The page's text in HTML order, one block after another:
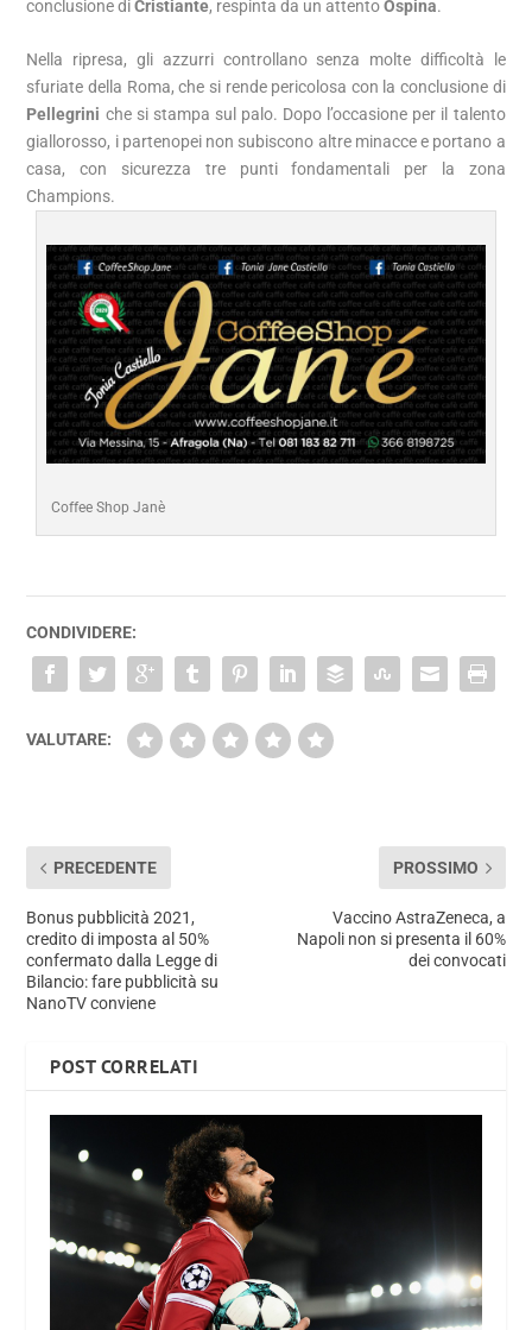
conclusione diCristiante, respinta da un attentoOspina.
Nella ripresa, gli azzurri controllano senza molte difficoltà le
sfuriate della Roma, che si rende pericolosa con la conclusione di
Pellegrini che si stampa sul palo. Dopo l’occasione per il talento
giallorosso, i partenopei non subiscono altre minacce e portano a
casa, con sicurezza tre punti fondamentali per la zona
Champions.
Coffee Shop Janè
CONDIVIDERE:
VALUTARE:
PRECEDENTE
Bonus pubblicità 2021,
credito di imposta al 50%
confermato dalla Legge di
Bilancio: fare pubblicità su
NanoTV conviene
PROSSIMO
Vaccino AstraZeneca, a
Napoli non si presenta il 60%
dei convocati
POST CORRELATI